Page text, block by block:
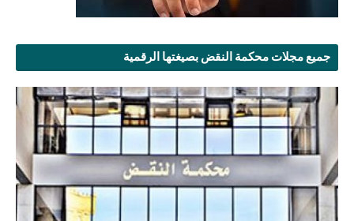
جميع مجلات محكمة النقض بصيغتها الرقمية